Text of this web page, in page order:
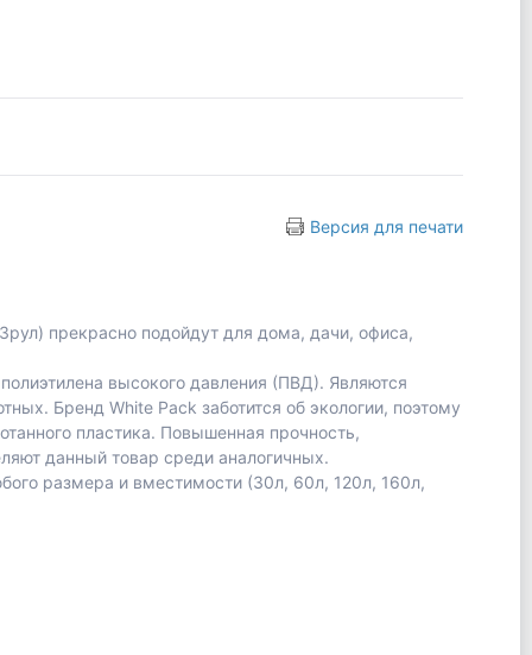
Версия для печати
прекрасно подойдут для дома, дачи, офиса,
высокого давления (ПВД). Являются
Бренд White Pack заботится об экологии, поэтому
пластика. Повышенная прочность,
данный товар среди аналогичных.
размера и вместимости (30л, 60л, 120л, 160л,